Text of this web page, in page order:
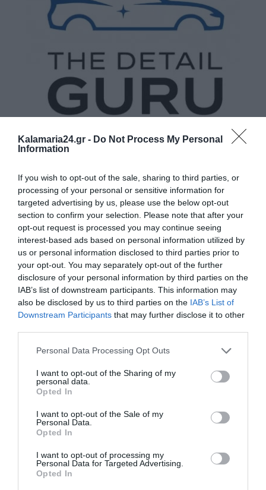
Kalamaria24.gr - Do Not Process My Personal
Information
If you wish to opt-out of the sale, sharing to third parties, or
processing of your personal or sensitive information for
targeted advertising by us, please use the below opt-out
section to confirm your selection. Please note that after your
opt-out request is processed you may continue seeing
interest-based ads based on personal information utilized by
us or personal information disclosed to third parties prior to
your opt-out. You may separately opt-out of the further
disclosure of your personal information by third parties on the
IAB’s list of downstream participants. This information may
also be disclosed by us to third parties on the IAB’s List of
Downstream Participants that may further disclose it to other
Personal Data Processing Opt Outs
I want to opt-out of the Sharing of my
personal data.
Opted In
I want to opt-out of the Sale of my
Personal Data.
Opted In
I want to opt-out of processing my
Personal Data for Targeted Advertising.
Opted In